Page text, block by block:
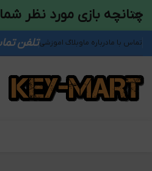
تماس با مادرباره ماوبلاگ اموزشیتلفن تماس :
چنانچه بازی مورد نظر